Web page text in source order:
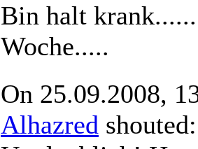
Bin halt
Woche.....
On 25.09.2008,
Alhazred